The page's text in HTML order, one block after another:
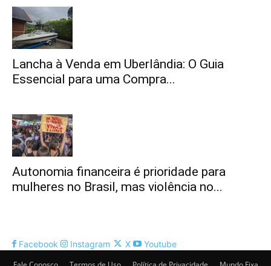
Lancha à Venda em Uberlândia: O Guia
Essencial para uma Compra...
Autonomia financeira é prioridade para
mulheres no Brasil, mas violência no...
Facebook Instagram X
Youtube